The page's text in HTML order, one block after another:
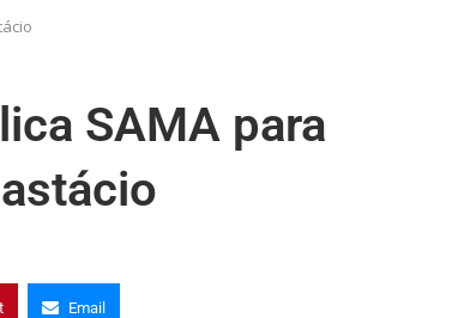
SAMA para
Email